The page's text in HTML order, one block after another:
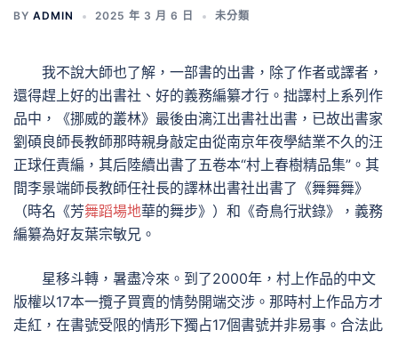
BY ADMIN 2025 年 3 月 6 日 未分類
我不說大師也了解，一部書的出書，除了作者或譯者，
還得趕上好的出書社、好的義務編纂才行。拙譯村上系列作
品中，《挪威的叢林》最後由漓江出書社出書，已故出書家
劉碩良師長教師那時親身敲定由從南京年夜學結業不久的汪
正球任責編，其后陸續出書了五卷本“村上春樹精品集”。其
間李景端師長教師任社長的譯林出書社出書了《舞舞舞》
（時名《芳舞蹈場地華的舞步》）和《奇鳥行狀錄》，義務
編纂為好友葉宗敏兄。
星移斗轉，暑盡冷來。到了2000年，村上作品的中文
版權以17本一攬子買賣的情勢開端交涉。那時村上作品方才
走紅，在書號受限的情形下獨占17個書號并非易事。合法此